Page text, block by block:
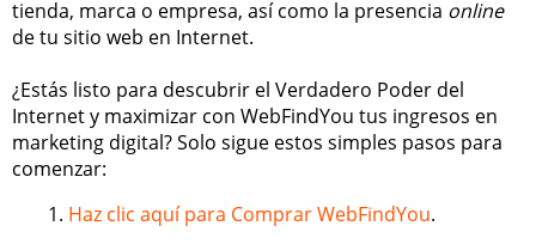
tienda, marca o empresa, así como la presencia online
de tu sitio web en Internet.
¿Estás listo para descubrir el Verdadero Poder del
Internet y maximizar con WebFindYou tus ingresos en
marketing digital? Solo sigue estos simples pasos para
comenzar:
Haz clic aquí para Comprar WebFindYou.